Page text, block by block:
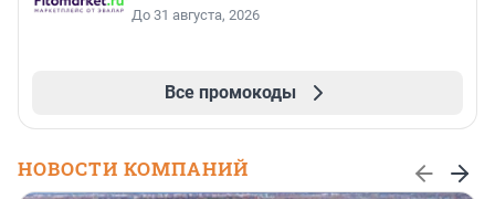
До 31 августа, 2026
Все промокоды
НОВОСТИ КОМПАНИЙ